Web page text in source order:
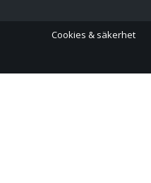
Cookies & säkerhet